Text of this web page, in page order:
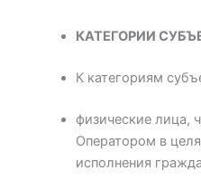
КАТЕГОРИИ
К категориям
физические лица,
Оператором в
исполнения